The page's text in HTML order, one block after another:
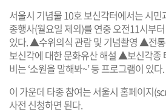
서울시 기념물 10호 보신각터에서는 시
종행사(월요일 제외)를 연중 오전11시부
있다. ▲수위의식 관람 및 기념촬영 ▲전
보신각에 대한 문화유산 해설 ▲보신각
비는 ‘소원을 말해봐~’ 등 프로그램이 있다.
이 가운데 타종 참여는 서울시 홈페이지(
사전 신청하면 된다.